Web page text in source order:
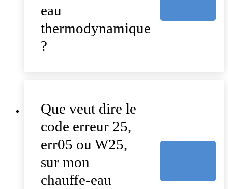
eau
thermodynamique
?
Que veut dire le
code erreur 25,
err05 ou W25,
sur mon
chauffe-eau